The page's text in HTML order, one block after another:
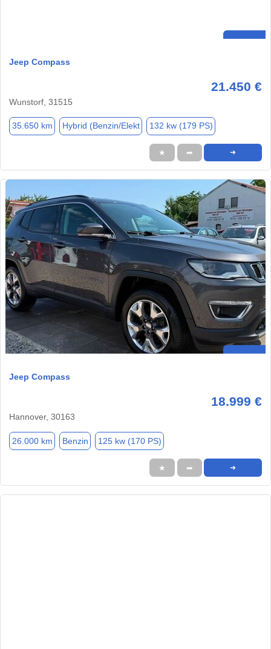
Jeep Compass
21.450 €
Wunstorf, 31515
35.650 km Hybrid (Benzin/Elekt 132 kw (179 PS)
★ ➦ ➜
Jeep Compass
18.999 €
Hannover, 30163
26.000 km Benzin 125 kw (170 PS)
★ ➦ ➜